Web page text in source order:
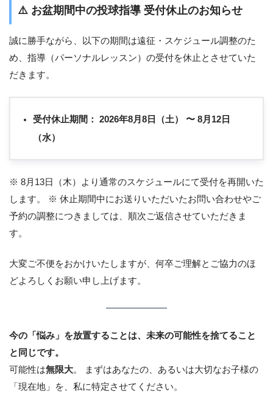
⚠️ お盆期間中の投球指導 受付休止のお知らせ
誠に勝手ながら、以下の期間は遠征・スケジュール調整のた
め、指導（パーソナルレッスン）の受付を休止とさせていた
だきます。
受付休止期間：
2026年8月8日（土） 〜 8月12日
（水）
※ 8月13日（木）より通常のスケジュールにて受付を再開いた
します。 ※ 休止期間中にお送りいただいたお問い合わせやご
予約の調整につきましては、順次ご返信させていただきま
す。
大変ご不便をおかけいたしますが、何卒ご理解とご協力のほ
どよろしくお願い申し上げます。
今の「悩み」を放置することは、未来の可能性を捨てること
と同じです。
可能性は無限大。 まずはあなたの、あるいは大切なお子様の
「現在地」を、私に特定させてください。